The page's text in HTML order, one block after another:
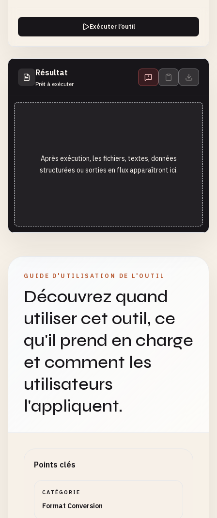
Exécuter l’outil
Résultat
Prêt à exécuter
Après exécution, les fichiers, textes, données
structurées ou sorties en flux apparaîtront ici.
GUIDE D'UTILISATION DE L'OUTIL
Découvrez quand
utiliser cet outil, ce
qu'il prend en charge
et comment les
utilisateurs
l'appliquent.
Points clés
CATÉGORIE
Format Conversion